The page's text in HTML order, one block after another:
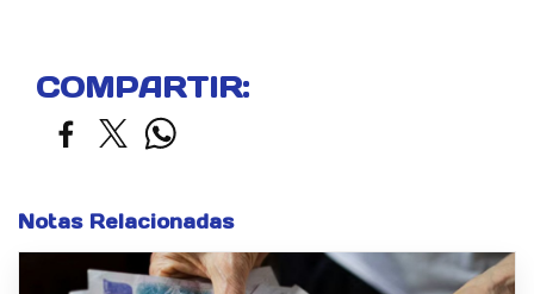
COMPARTIR:
Notas Relacionadas